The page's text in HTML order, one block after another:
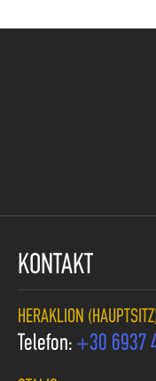
KONTAKT
HERAKLION
Telefon: +30 6937